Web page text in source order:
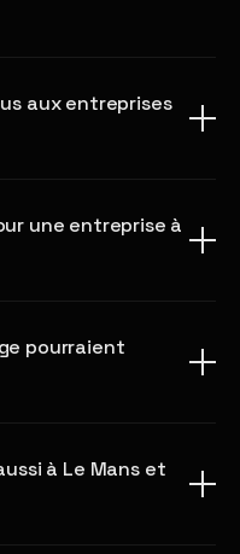
aux entreprises
une entreprise à
pourraient
à Le Mans et